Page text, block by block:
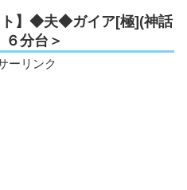
ト】◆夫◆ガイア[極](神話
６分台＞
ーリンク